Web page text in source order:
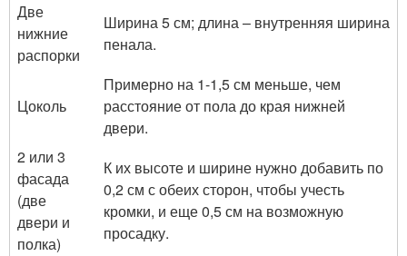
Две
нижние
распорки
Ширина 5 см; длина – внутренняя ширина
пенала.
Цоколь
Примерно на 1-1,5 см меньше, чем
расстояние от пола до края нижней
двери.
2 или 3
фасада
(две
двери и
полка)
К их высоте и ширине нужно добавить по
0,2 см с обеих сторон, чтобы учесть
кромки, и еще 0,5 см на возможную
просадку.